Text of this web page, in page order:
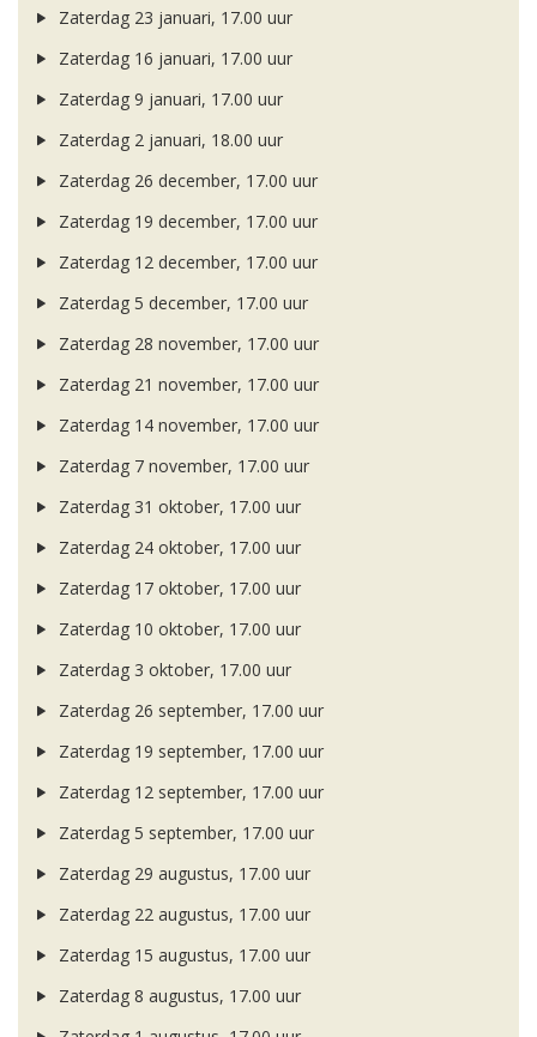
Zaterdag 23 januari, 17.00 uur
Zaterdag 16 januari, 17.00 uur
Zaterdag 9 januari, 17.00 uur
Zaterdag 2 januari, 18.00 uur
Zaterdag 26 december, 17.00 uur
Zaterdag 19 december, 17.00 uur
Zaterdag 12 december, 17.00 uur
Zaterdag 5 december, 17.00 uur
Zaterdag 28 november, 17.00 uur
Zaterdag 21 november, 17.00 uur
Zaterdag 14 november, 17.00 uur
Zaterdag 7 november, 17.00 uur
Zaterdag 31 oktober, 17.00 uur
Zaterdag 24 oktober, 17.00 uur
Zaterdag 17 oktober, 17.00 uur
Zaterdag 10 oktober, 17.00 uur
Zaterdag 3 oktober, 17.00 uur
Zaterdag 26 september, 17.00 uur
Zaterdag 19 september, 17.00 uur
Zaterdag 12 september, 17.00 uur
Zaterdag 5 september, 17.00 uur
Zaterdag 29 augustus, 17.00 uur
Zaterdag 22 augustus, 17.00 uur
Zaterdag 15 augustus, 17.00 uur
Zaterdag 8 augustus, 17.00 uur